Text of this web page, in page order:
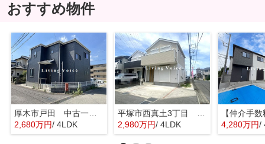
おすすめ物件
厚木市戸田 中古一戸建て
2,680万円/ 4LDK
2,980万円/ 4LDK 4,280万円/